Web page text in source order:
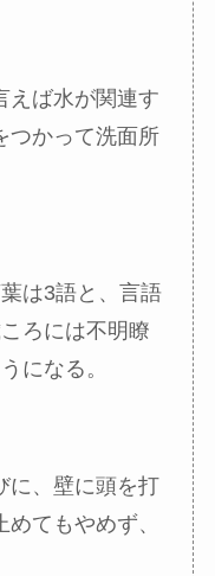
えば水が関連す
つかって洗面所
は3語と、言語
ろには不明瞭
になる。
に、壁に頭を打
てもやめず、